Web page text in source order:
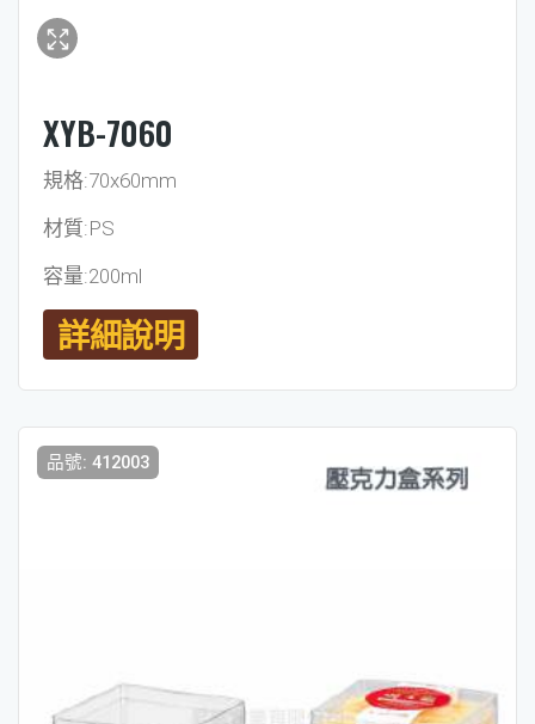
XYB-7060
規格:70x60mm
材質:PS
容量:200ml
詳細說明
品號: 412003